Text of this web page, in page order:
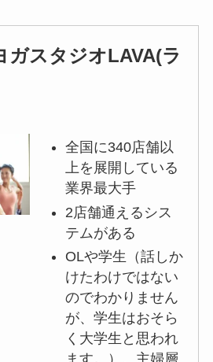
ガスタジオLAVA(ラ
全国に340店舗以
上を展開している
業界最大手
2店舗通えるシス
テムがある
OLや学生（話しか
けたわけではない
のでわかりません
が、学生はおそら
く大学生と思われ